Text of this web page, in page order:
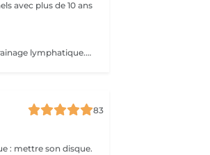
avec plus de 10 ans
25 minutes de ventouses 35 min massage drainage lymphatique. Une forme ancienne de médecine alternative dans laquelle un thérapeute place des ventouses spéciales sur votre peau pendant quelques minutes pour créer une aspiration. Les gens l'obtiennent à de nombreuses fins, notamment pour soulager la douleur, l'inflammation, la circulation sanguine, la relaxation et le bien-être, et comme type de massage des tissus profonds.
83
: mettre son disque.